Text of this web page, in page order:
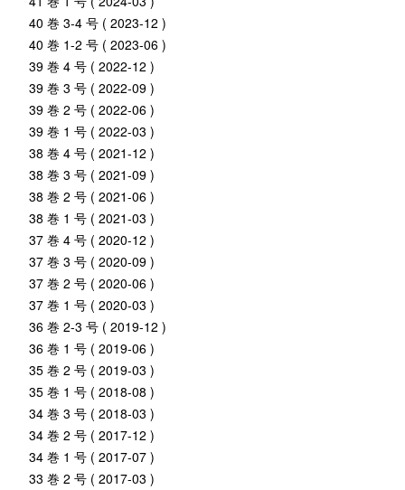
40 巻 3-4 号 ( 2023-12 )
40 巻 1-2 号 ( 2023-06 )
39 巻 4 号 ( 2022-12 )
39 巻 3 号 ( 2022-09 )
39 巻 2 号 ( 2022-06 )
39 巻 1 号 ( 2022-03 )
38 巻 4 号 ( 2021-12 )
38 巻 3 号 ( 2021-09 )
38 巻 2 号 ( 2021-06 )
38 巻 1 号 ( 2021-03 )
37 巻 4 号 ( 2020-12 )
37 巻 3 号 ( 2020-09 )
37 巻 2 号 ( 2020-06 )
37 巻 1 号 ( 2020-03 )
36 巻 2-3 号 ( 2019-12 )
36 巻 1 号 ( 2019-06 )
35 巻 2 号 ( 2019-03 )
35 巻 1 号 ( 2018-08 )
34 巻 3 号 ( 2018-03 )
34 巻 2 号 ( 2017-12 )
34 巻 1 号 ( 2017-07 )
33 巻 2 号 ( 2017-03 )